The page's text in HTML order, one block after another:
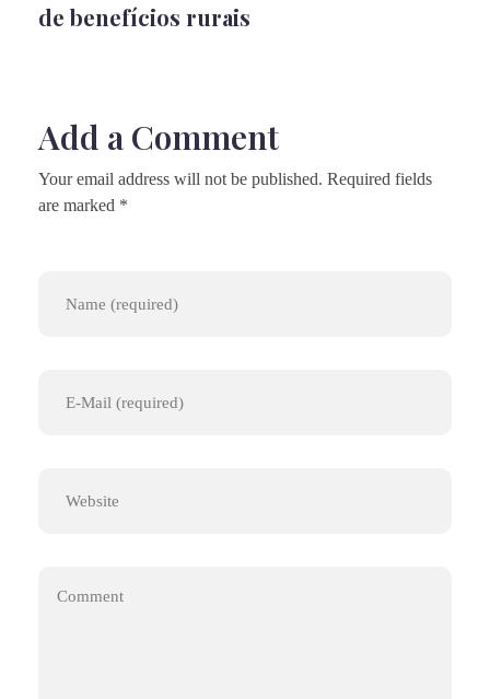
de benefícios rurais
Add a Comment
Your email address will not be published. Required fields
are marked *